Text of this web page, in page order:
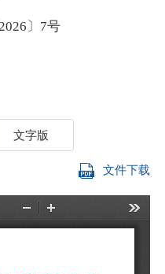
〕7号
文字版
文件下载